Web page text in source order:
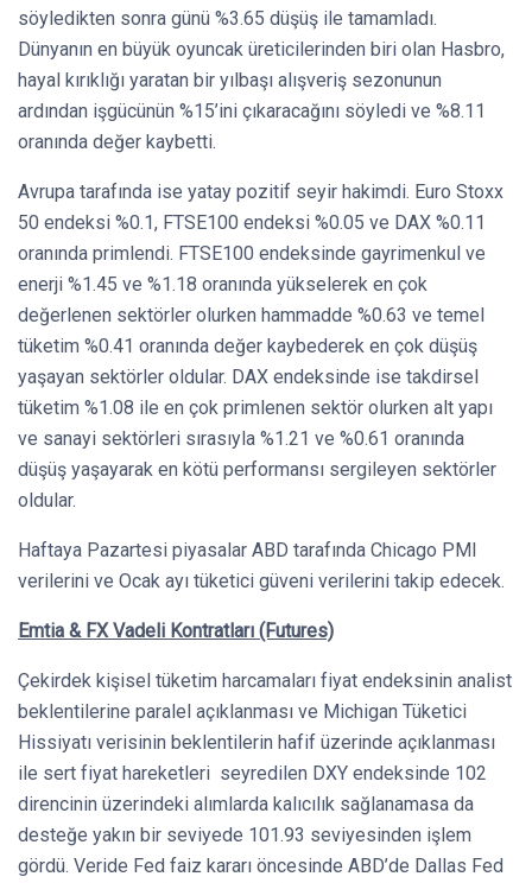
söyledikten sonra günü %3.65 düşüş ile tamamladı.
Dünyanın en büyük oyuncak üreticilerinden biri olan Hasbro,
hayal kırıklığı yaratan bir yılbaşı alışveriş sezonunun
ardından işgücünün %15’ini çıkaracağını söyledi ve %8.11
oranında değer kaybetti.
Avrupa tarafında ise yatay pozitif seyir hakimdi. Euro Stoxx
50 endeksi %0.1, FTSE100 endeksi %0.05 ve DAX %0.11
oranında primlendi. FTSE100 endeksinde gayrimenkul ve
enerji %1.45 ve %1.18 oranında yükselerek en çok
değerlenen sektörler olurken hammadde %0.63 ve temel
tüketim %0.41 oranında değer kaybederek en çok düşüş
yaşayan sektörler oldular. DAX endeksinde ise takdirsel
tüketim %1.08 ile en çok primlenen sektör olurken alt yapı
ve sanayi sektörleri sırasıyla %1.21 ve %0.61 oranında
düşüş yaşayarak en kötü performansı sergileyen sektörler
oldular.
Haftaya Pazartesi piyasalar ABD tarafında Chicago PMI
verilerini ve Ocak ayı tüketici güveni verilerini takip edecek.
Emtia & FX Vadeli Kontratları (Futures)
Çekirdek kişisel tüketim harcamaları fiyat endeksinin analist
beklentilerine paralel açıklanması ve Michigan Tüketici
Hissiyatı verisinin beklentilerin hafif üzerinde açıklanması
ile sert fiyat hareketleri seyredilen DXY endeksinde 102
direncinin üzerindeki alımlarda kalıcılık sağlanamasa da
desteğe yakın bir seviyede 101.93 seviyesinden işlem
gördü. Veride Fed faiz kararı öncesinde ABD’de Dallas Fed